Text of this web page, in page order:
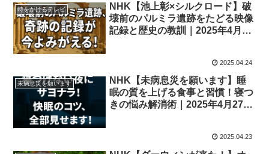
時をかけるテレビ
NHK【池上彰×シルクロード】破
壊前のパルミラ遺跡をたどる映像
記録と歴史の教訓｜2025年4月25
2025.04.24
未病息災を願います
NHK【未病息災を願います】睡
眠の質を上げる食事と習慣！寝つ
きの悩み解消術｜2025年4月27日
2025.04.23